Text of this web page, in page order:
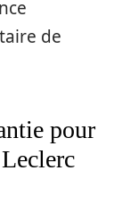
de
pour